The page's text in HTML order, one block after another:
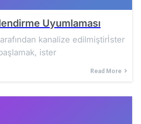
Uyumlaması
kanalize edilmiştirİster
ister
Read More